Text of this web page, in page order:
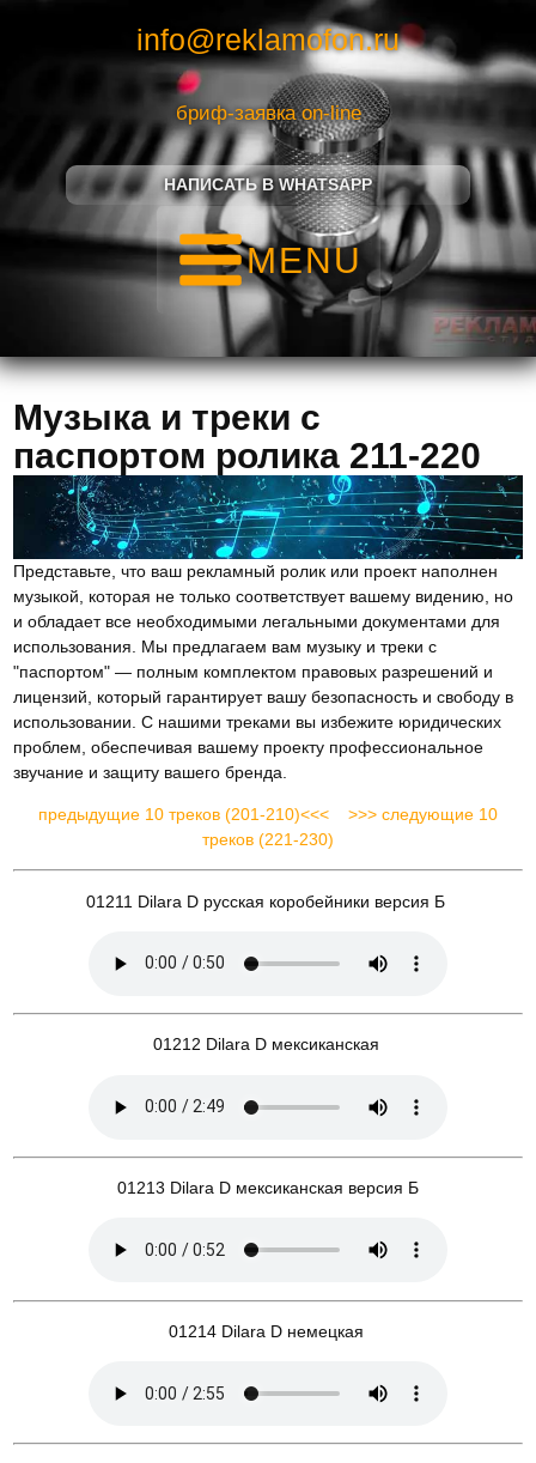
info@reklamofon.ru
бриф-заявка on-line
НАПИСАТЬ В WHATSAPP
MENU
Музыка и треки с
паспортом ролика 211-220
Представьте, что ваш рекламный ролик или проект наполнен
музыкой, которая не только соответствует вашему видению, но
и обладает все необходимыми легальными документами для
использования. Мы предлагаем вам музыку и треки с
"паспортом" — полным комплектом правовых разрешений и
лицензий, который гарантирует вашу безопасность и свободу в
использовании. С нашими треками вы избежите юридических
проблем, обеспечивая вашему проекту профессиональное
звучание и защиту вашего бренда.
предыдущие 10 треков (201-210)<<<
>>> следующие 10
треков (221-230)
01211 Dilara D русская коробейники версия Б
01212 Dilara D мексиканская
01213 Dilara D мексиканская версия Б
01214 Dilara D немецкая